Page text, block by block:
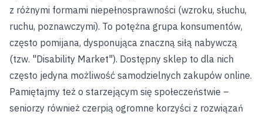
z różnymi formami niepełnosprawności (wzroku, słuchu,
ruchu, poznawczymi). To potężna grupa konsumentów,
często pomijana, dysponująca znaczną siłą nabywczą
(tzw. "Disability Market"). Dostępny sklep to dla nich
często jedyna możliwość samodzielnych zakupów online.
Pamiętajmy też o starzejącym się społeczeństwie –
seniorzy również czerpią ogromne korzyści z rozwiązań